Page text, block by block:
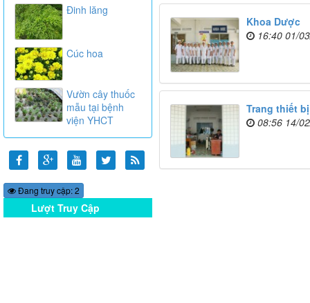
Khoa Dược
16:40 01/
Trang thiết
08:56 14/
Đinh lăng
Cúc hoa
Vườn cây thuốc
mẫu tại bệnh
viện YHCT
Đang truy cập: 2
Lượt Truy Cập
Online